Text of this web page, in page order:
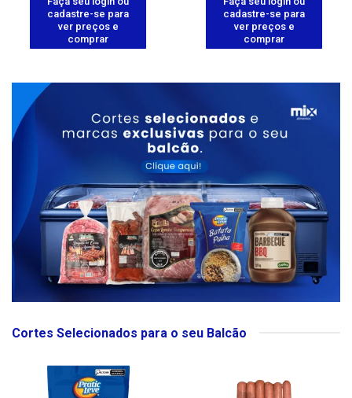
cadastre-se para
ver preços e
comprar
cadastre-se para
ver preços e
comprar
Cortes Selecionados para o seu Balcão